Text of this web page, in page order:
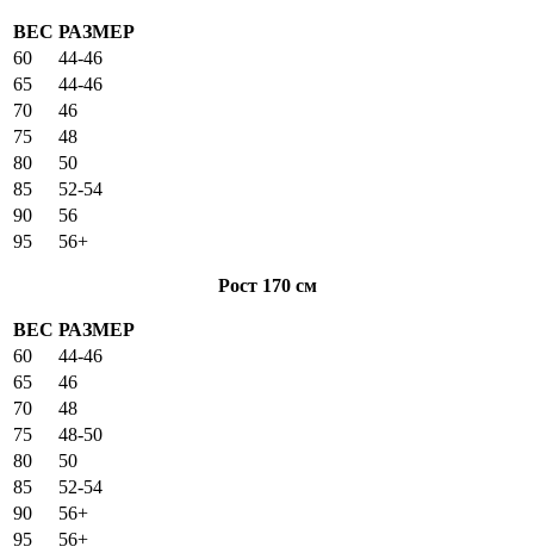
ВЕС РАЗМЕР
60
44-46
65
44-46
70
46
75
48
80
50
85
52-54
90
56
95
56+
Рост 170 см
ВЕС РАЗМЕР
60
44-46
65
46
70
48
75
48-50
80
50
85
52-54
90
56+
95
56+